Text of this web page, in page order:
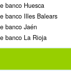
banco Huesca
banco Illes Balears
banco Jaén
banco La Rioja